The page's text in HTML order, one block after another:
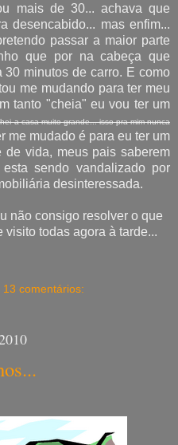
mais de 30... achava que
desencabido... mas enfim...
passar a maior parte
que por na cabeça que
minutos de carro. E como
me mudando para ter meu
tanto "cheia" eu vou ter um
a casa muito grande... isso pra mim nunca
me mudado é para eu ter um
vida, meus pais saberem
sendo vandalizado por
desinteressada.
não consigo resolver o que
visito todas agora à tarde...
13 comentários: